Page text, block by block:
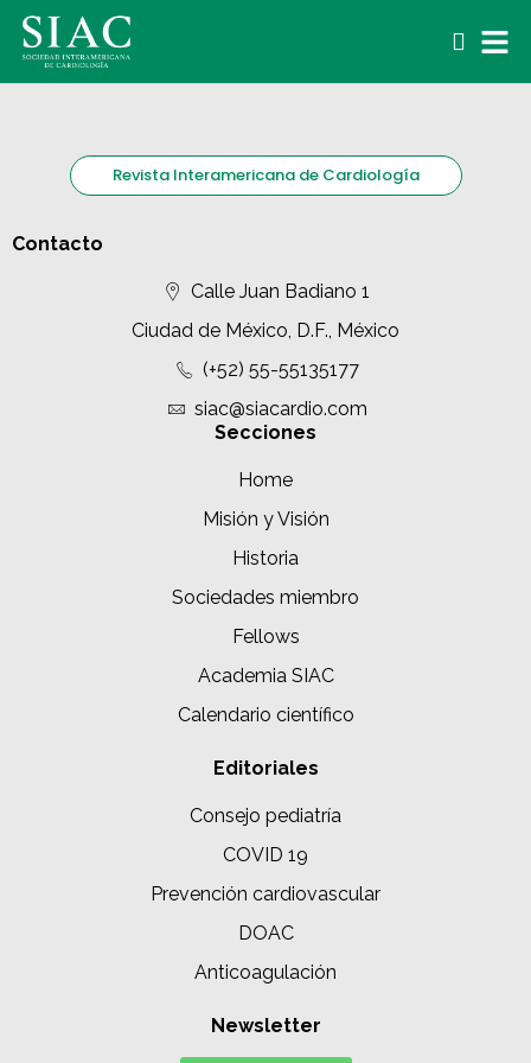
Revista Interamericana de Cardiología
Contacto
Calle Juan Badiano 1
Ciudad de México, D.F., México
(+52) 55-55135177
siac@siacardio.com
Secciones
Home
Misión y Visión
Historia
Sociedades miembro
Fellows
Academia SIAC
Calendario científico
Editoriales
Consejo pediatría
COVID 19
Prevención cardiovascular
DOAC
Anticoagulación
Newsletter